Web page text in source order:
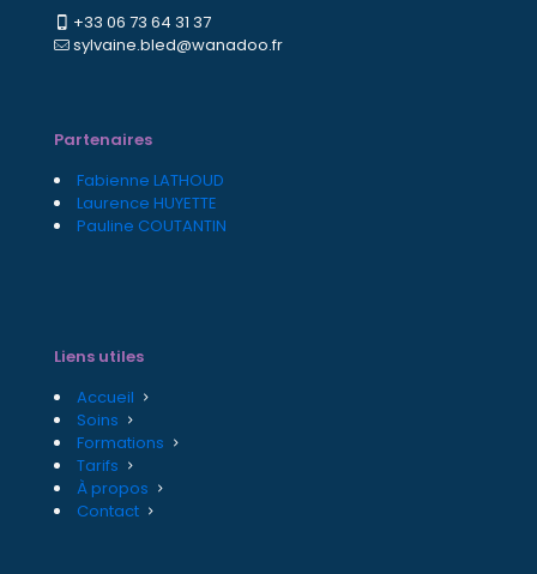
+33 06 73 64 31 37
sylvaine.bled@wanadoo.fr
Partenaires
Fabienne LATHOUD
Laurence HUYETTE
Pauline COUTANTIN
Liens utiles
Accueil
Soins
Formations
Tarifs
À propos
Contact